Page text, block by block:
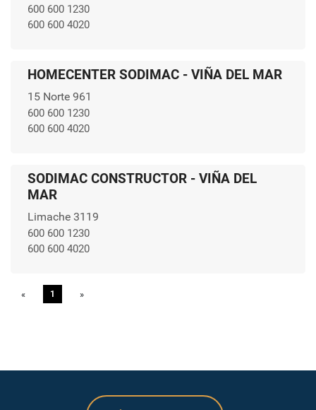
600 600 1230
600 600 4020
HOMECENTER SODIMAC - VIÑA DEL MAR
15 Norte 961
600 600 1230
600 600 4020
SODIMAC CONSTRUCTOR - VIÑA DEL
MAR
Limache 3119
600 600 1230
600 600 4020
« Previous
1 »